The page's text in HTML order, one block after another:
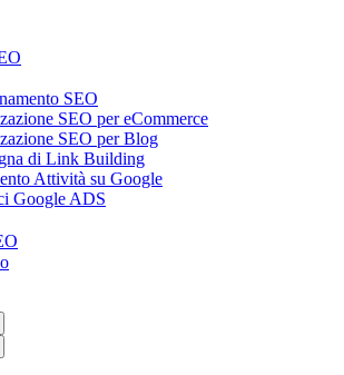
SEO
SEO per eCommerce
SEO per Blog
di Link Building
Attività su Google
Google ADS